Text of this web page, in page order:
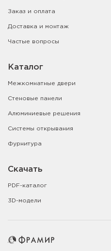
Заказ и оплата
Доставка и монтаж
Частые вопросы
Каталог
Межкомнатные двери
Стеновые панели
Алюминиевые решения
Системы открывания
Фурнитура
Скачать
PDF-каталог
3D-модели